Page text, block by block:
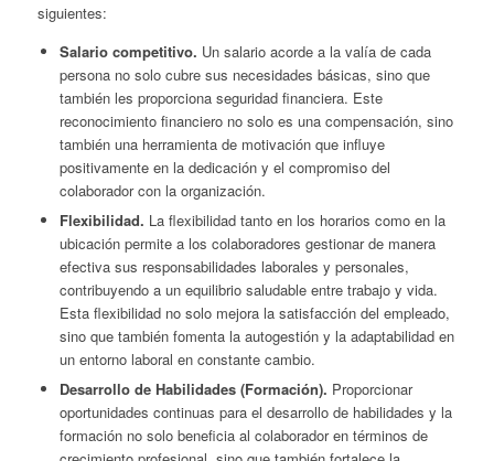
siguientes:
Salario competitivo. Un salario acorde a la valía de cada
persona no solo cubre sus necesidades básicas, sino que
también les proporciona seguridad financiera. Este
reconocimiento financiero no solo es una compensación, sino
también una herramienta de motivación que influye
positivamente en la dedicación y el compromiso del
colaborador con la organización.
Flexibilidad. La flexibilidad tanto en los horarios como en la
ubicación permite a los colaboradores gestionar de manera
efectiva sus responsabilidades laborales y personales,
contribuyendo a un equilibrio saludable entre trabajo y vida.
Esta flexibilidad no solo mejora la satisfacción del empleado,
sino que también fomenta la autogestión y la adaptabilidad en
un entorno laboral en constante cambio.
Desarrollo de Habilidades (Formación). Proporcionar
oportunidades continuas para el desarrollo de habilidades y la
formación no solo beneficia al colaborador en términos de